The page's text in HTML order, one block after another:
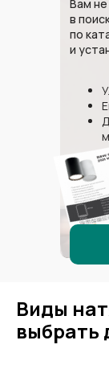
Вам не
в
по
и
Виды
выбрать